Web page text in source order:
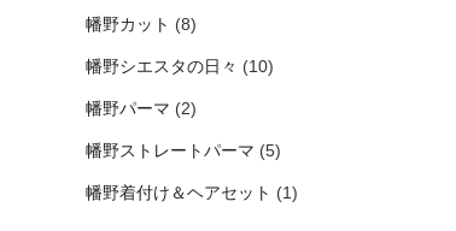
幡野カット (8)
幡野シエスタの日々 (10)
幡野パーマ (2)
幡野ストレートパーマ (5)
幡野着付け＆ヘアセット (1)